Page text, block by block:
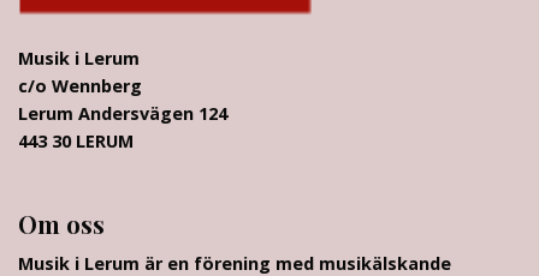
Musik i Lerum
c/o Wennberg
Lerum Andersvägen 124
443 30 LERUM
Om oss
Musik i Lerum är en förening med musikälskande